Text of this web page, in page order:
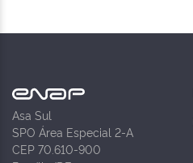
Asa Sul
SPO Área Especial 2-A
CEP 70.610-900